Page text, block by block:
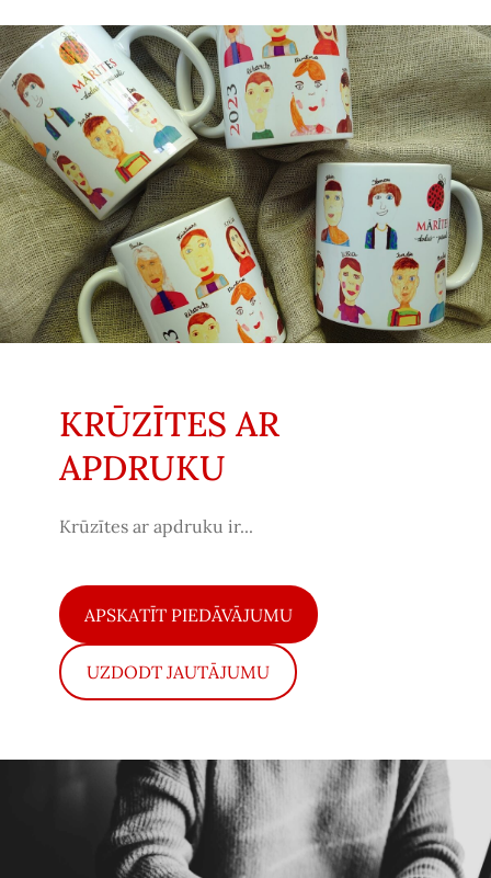
KRŪZĪTES AR
APDRUKU
Krūzītes ar apdruku ir...
​APSKATĪT PIEDĀVĀJUMU​
​UZDODT JAUTĀJUMU​